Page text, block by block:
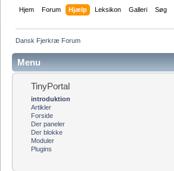
Hjem Forum Hjælp Leksikon Galleri Søg
Dansk Fjerkræ Forum
Menu
TinyPortal
introduktion
Artikler
Forside
Der paneler
Der blokke
Moduler
Plugins